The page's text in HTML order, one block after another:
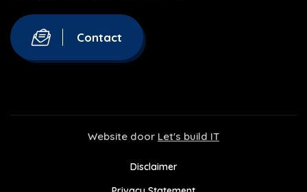
Contact
Website door Let's build IT
Disclaimer